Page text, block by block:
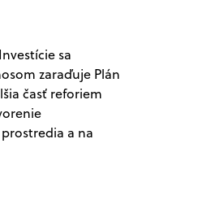
sa
zaraďuje Plán
časť reforiem
a na